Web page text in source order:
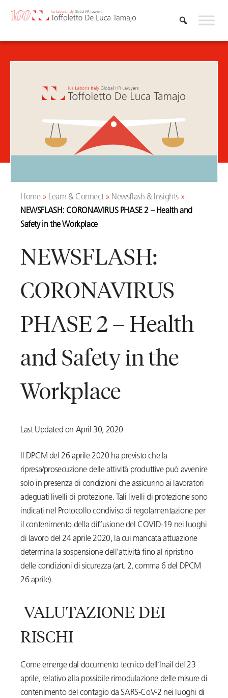
Home» Learn & Connect» Newsflash & Insights »
NEWSFLASH: CORONAVIRUS PHASE 2 – Health and
Safety in the Workplace
NEWSFLASH:
CORONAVIRUS
PHASE 2 – Health
and Safety in the
Workplace
Last Updated on April 30, 2020
Il DPCM del 26 aprile 2020 ha previsto che la
ripresa/prosecuzione delle attività produttive può avvenire
solo in presenza di condizioni che assicurino ai lavoratori
adeguati livelli di protezione. Tali livelli di protezione sono
indicati nel Protocollo condiviso di regolamentazione per
il contenimento della diffusione del COVID-19 nei luoghi
di lavoro del 24 aprile 2020, la cui mancata attuazione
determina la sospensione dell’attività fino al ripristino
delle condizioni di sicurezza (art. 2, comma 6 del DPCM
26 aprile).
VALUTAZIONE DEI
RISCHI
Come emerge dal documento tecnico dell’Inail del 23
aprile, relativo alla possibile rimodulazione delle misure di
contenimento del contagio da SARS-CoV-2 nei luoghi di